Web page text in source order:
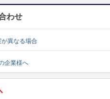
お役立ち記事・相談室など
就活チャンネル
わせ
異なる場合
企業様へ